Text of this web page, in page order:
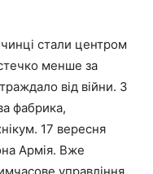
стали центром
менше за
від війни. З
фабрика,
17 вересня
Армія. Вже